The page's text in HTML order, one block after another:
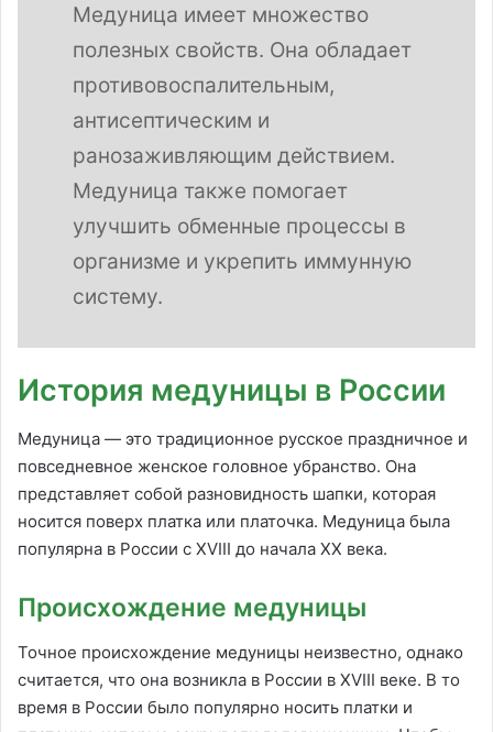
Медуница имеет множество
полезных свойств. Она обладает
противовоспалительным,
антисептическим и
ранозаживляющим действием.
Медуница также помогает
улучшить обменные процессы в
организме и укрепить иммунную
систему.
История медуницы в России
Медуница — это традиционное русское праздничное и
повседневное женское головное убранство. Она
представляет собой разновидность шапки, которая
носится поверх платка или платочка. Медуница была
популярна в России с XVIII до начала XX века.
Происхождение медуницы
Точное происхождение медуницы неизвестно, однако
считается, что она возникла в России в XVIII веке. В то
время в России было популярно носить платки и